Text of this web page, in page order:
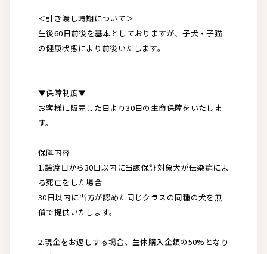
＜引き渡し時期について＞
生後60日前後を基本としておりますが、子犬・子猫
の健康状態により前後いたします。
▼保障制度▼
お客様に販売した日より30日の生命保障をいたしま
す。
保障内容
1.譲渡日から30日以内に当該保証対象犬が伝染病によ
る死亡をした場合
30日以内に当方が認めた同じクラスの同種の犬を無
償で提供いたします。
2.現金をお返しする場合、生体購入金額の50%となり